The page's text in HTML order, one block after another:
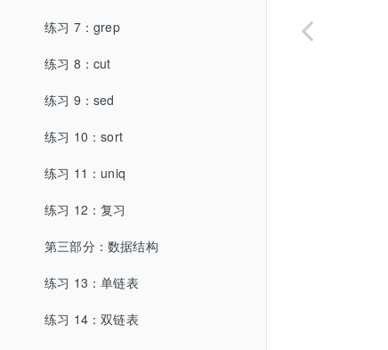
练习 7：grep
练习 8：cut
练习 9：sed
练习 10：sort
练习 11：uniq
练习 12：复习
第三部分：数据结构
练习 13：单链表
练习 14：双链表